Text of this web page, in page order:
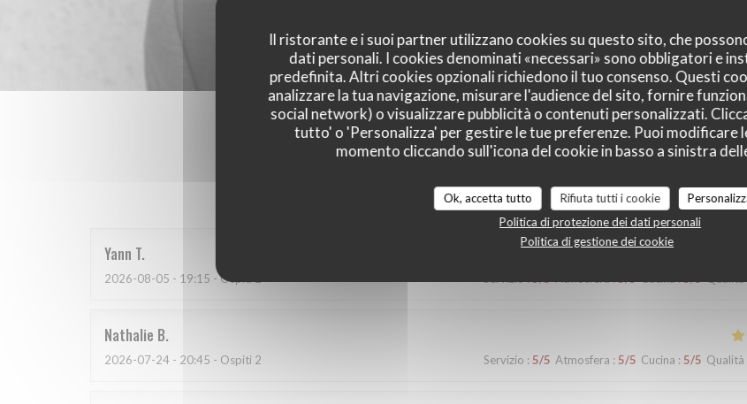
Il ristorante e i suoi partner utilizzano cookies su questo sito, che
dati personali. I cookies denominati «necessari» sono obbligatori e
predefinita. Altri cookies opzionali richiedono il tuo consenso. Questi
analizzare la tua navigazione, misurare l'audience del sito, fornire
social network) o visualizzare pubblicità o contenuti personalizzati.
tutto' o 'Personalizza' per gestire le tue preferenze. Puoi modificare
momento cliccando sull'icona del cookie in basso a sinistra
Ok, accetta tutto Rifiuta tutti i cookie
Politica di protezione dei dati personali
Politica di gestione dei cookie
I pareri dei nostri clienti
Yann T
2026-08-05 - 19:15 - Ospiti 2
Nathalie B
2026-07-24 - 20:45 - Ospiti 2 Servizio : 5/5 Atmosfera : 5/5 Cucina : 5/5 Qualità